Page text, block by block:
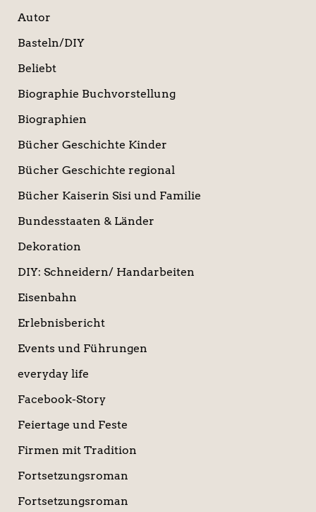
Autor
Basteln/DIY
Beliebt
Biographie Buchvorstellung
Biographien
Bücher Geschichte Kinder
Bücher Geschichte regional
Bücher Kaiserin Sisi und Familie
Bundesstaaten & Länder
Dekoration
DIY: Schneidern/ Handarbeiten
Eisenbahn
Erlebnisbericht
Events und Führungen
everyday life
Facebook-Story
Feiertage und Feste
Firmen mit Tradition
Fortsetzungsroman
Fortsetzungsroman